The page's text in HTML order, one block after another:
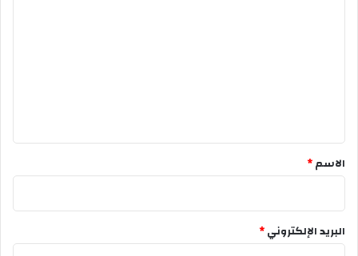
*
الاسم*
البريد الإلكتروني*